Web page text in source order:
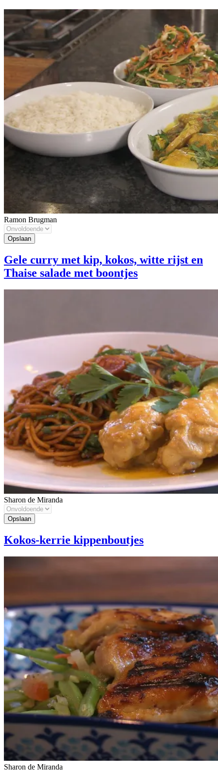
Ramon Brugman
Gele curry met kip, kokos, witte rijst en
Thaise salade met boontjes
Sharon de Miranda
Kokos-kerrie kippenboutjes
Sharon de Miranda